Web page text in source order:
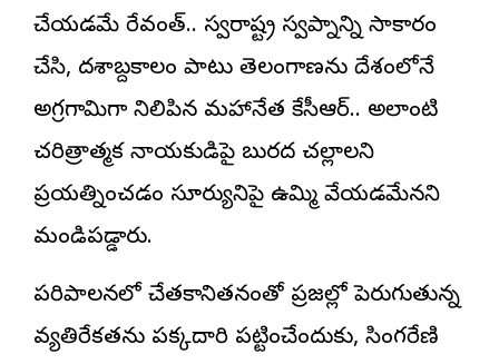
చేయడమే రేవంత్.. స్వరాష్ట్ర స్వప్నాన్ని సాకారం
చేసి, దశాబ్దకాలం పాటు తెలంగాణను దేశంలోనే
అగ్రగామిగా నిలిపిన మహానేత కేసీఆర్.. అలాంటి
చరిత్రాత్మక నాయకుడిపై బురద చల్లాలని
ప్రయత్నించడం సూర్యునిపై ఉమ్మి వేయడమేన‌ని
మండిప‌డ్డారు.
పరిపాలనలో చేతకానితనంతో ప్రజల్లో పెరుగుతున్న
వ్యతిరేకతను పక్కదారి పట్టించేందుకు, సింగరేణి